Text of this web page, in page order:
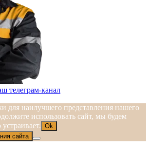
телеграм-канал
для наилучшего представления нашего
использовать сайт, мы будем
Ok
сайта